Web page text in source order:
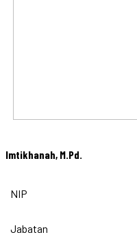
Imtikhanah, M.Pd.
NIP
Jabatan